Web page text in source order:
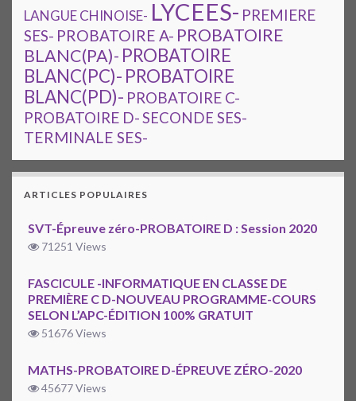
LANGUE CHINOISE- LYCEES- PREMIERE
SES- PROBATOIRE A- PROBATOIRE
BLANC(PA)- PROBATOIRE
BLANC(PC)- PROBATOIRE
BLANC(PD)- PROBATOIRE C-
PROBATOIRE D-SECONDE SES-
TERMINALE SES-
ARTICLES POPULAIRES
SVT-Épreuve zéro-PROBATOIRE D : Session 2020
71251 Views
FASCICULE -INFORMATIQUE EN CLASSE DE
PREMIÈRE C D-NOUVEAU PROGRAMME-COURS
SELON L’APC-ÉDITION 100% GRATUIT
51676 Views
MATHS-PROBATOIRE D-ÉPREUVE ZÉRO-2020
45677 Views